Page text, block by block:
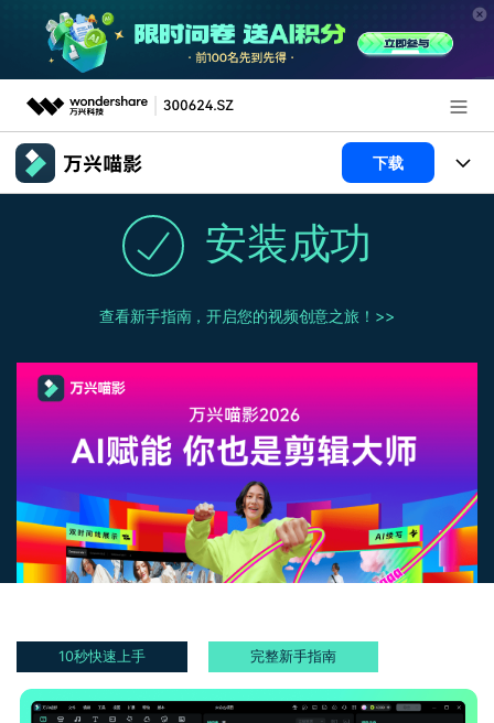
推荐产品
加入我们
帮助中心
客服热线：4000-300624
下载
AI 文本转视频 NEW
AI 图生视频
AI 绘画
AI 视频续写 NEW
声音
使用教程
帮助中心
产品信息
登录 立即购买
安装成功
查看新手指南，开启您的视频创意之旅！>>
10秒快速上手 完整新手指南